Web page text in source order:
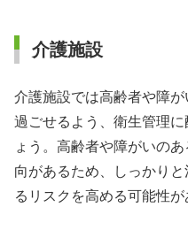
介護施設
介護施設では高齢者や障
過ごせるよう、衛生管理
ょう。高齢者や障がいの
向があるため、しっかり
るリスクを高める可能性が